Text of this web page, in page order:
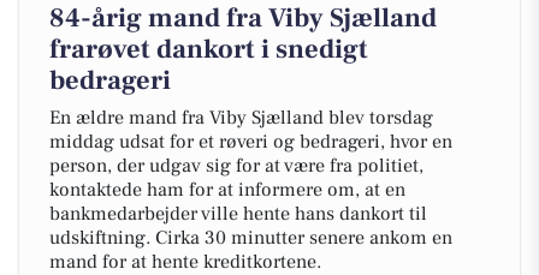
84-årig mand fra Viby Sjælland
frarøvet dankort i snedigt
bedrageri
En ældre mand fra Viby Sjælland blev torsdag
middag udsat for et røveri og bedrageri, hvor en
person, der udgav sig for at være fra politiet,
kontaktede ham for at informere om, at en
bankmedarbejder ville hente hans dankort til
udskiftning. Cirka 30 minutter senere ankom en
mand for at hente kreditkortene.